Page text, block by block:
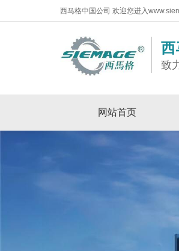
西马格中国公司 欢迎您进入
西
致
网站首页